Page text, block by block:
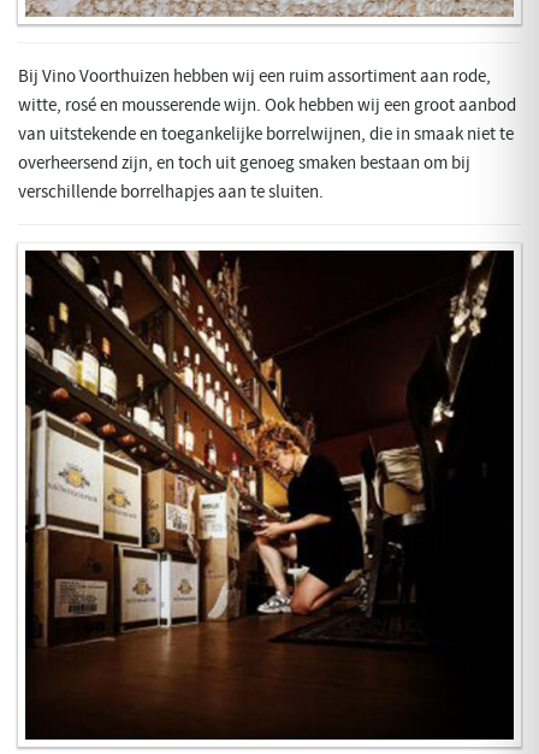
Bij Vino Voorthuizen hebben wij een ruim assortiment aan rode,
witte, rosé en mousserende wijn. Ook hebben wij een groot aanbod
van uitstekende en toegankelijke borrelwijnen, die in smaak niet te
overheersend zijn, en toch uit genoeg smaken bestaan om bij
verschillende borrelhapjes aan te sluiten.